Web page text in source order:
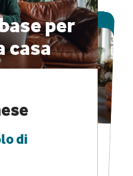
per
casa
di
ONLINE
veloce e
speciali
+ VODAFONE CLUB